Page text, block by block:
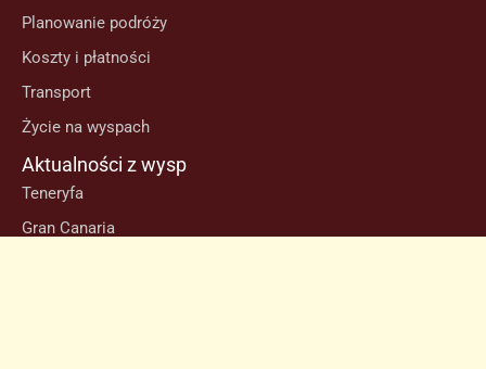
Planowanie podróży
Koszty i płatności
Transport
Życie na wyspach
Aktualności z wysp
Teneryfa
Gran Canaria